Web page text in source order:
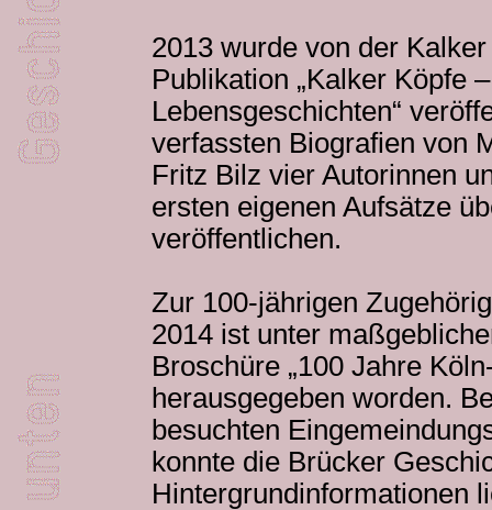
2013 wurde von der
Publikation „Kalker Köpfe
Lebensgeschichten“
verfassten Biografien von
Fritz Bilz vier Autorinnen
ersten eigenen Aufsätze
veröffentlichen.
Zur 100-jährigen
2014 ist unter
Broschüre „100 Jahre
herausgegeben worden.
besuchten
konnte die Brücker
Hintergrundinformationen